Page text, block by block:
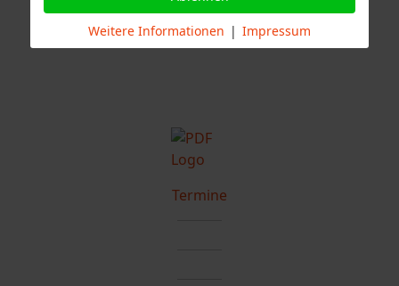
Termine
Weitere Informationen | Impressum